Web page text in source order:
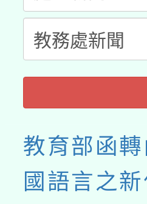
教育部函
國語言之